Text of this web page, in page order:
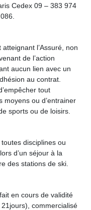
Cedex 09 – 383 974
l’Assuré, non
de l’action
aucun lien avec un
au contrat.
tout
moyens ou d’entrainer
sports ou de loisirs.
disciplines ou
d’un séjour à la
des stations de ski.
en cours de validité
commercialisé